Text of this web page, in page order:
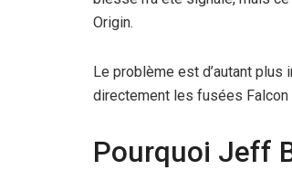
Origin.
Le problème est d’autant plus
directement les fusées Falcon
Pourquoi Jeff